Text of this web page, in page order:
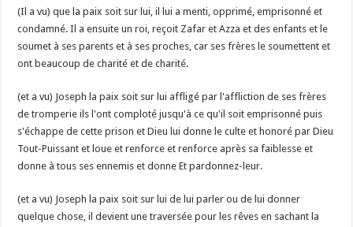
(Il a vu) que la paix soit sur lui, il lui a menti, opprimé, emprisonné et
condamné. Il a ensuite un roi, reçoit Zafar et Azza et des enfants et le
soumet à ses parents et à ses proches, car ses frères le soumettent et
ont beaucoup de charité et de charité.
(et a vu) Joseph la paix soit sur lui affligé par l'affliction de ses frères
de tromperie ils l'ont comploté jusqu'à ce qu'il soit emprisonné puis
s'échappe de cette prison et Dieu lui donne le culte et honoré par Dieu
Tout-Puissant et loue et renforce et renforce après sa faiblesse et
donne à tous ses ennemis et donne Et pardonnez-leur.
(et a vu) Joseph la paix soit sur lui de lui parler ou de lui donner
quelque chose, il devient une traversée pour les rêves en sachant la